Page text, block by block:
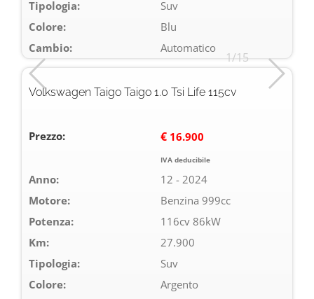
Tipologia:
Suv
Colore:
Blu
Cambio:
Automatico
1/15
Volkswagen Taigo Taigo 1.0 Tsi Life 115cv
Prezzo: € 16.900
IVA deducibile
Anno:
12 - 2024
Motore:
Benzina 999cc
Potenza:
116cv 86kW
Km:
27.900
Tipologia:
Suv
Colore:
Argento